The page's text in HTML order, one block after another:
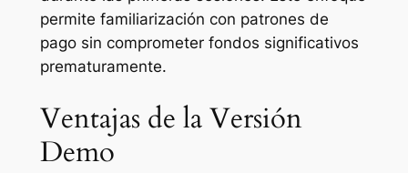
permite familiarización con patrones de
pago sin comprometer fondos significativos
prematuramente.
Ventajas de la Versión
Demo